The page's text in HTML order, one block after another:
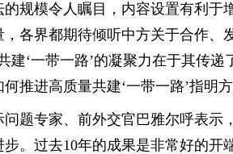
规模令人瞩目，内容设置有利于
各界都期待倾听中方关于合作、
建‘一带一路’的凝聚力在于其传
推进高质量共建‘一带一路’指明
题专家、前外交官巴雅尔呼表示
。过去10年的成果是非常好的开